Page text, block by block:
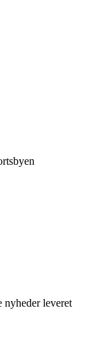
nyheder leveret